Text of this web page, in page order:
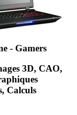
- Gamers
3D, CAO,
Calculs